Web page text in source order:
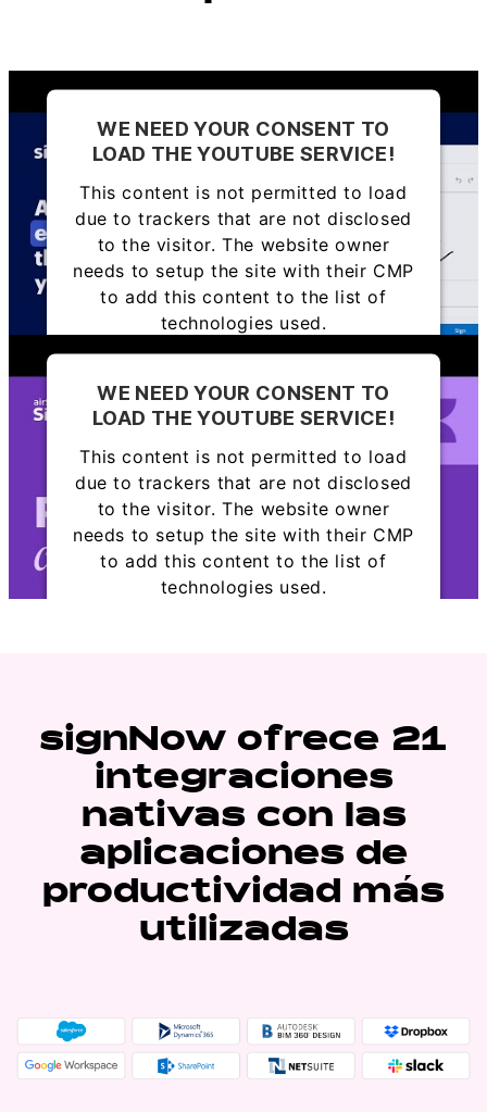
WE NEED YOUR CONSENT TO
LOAD THE YOUTUBE SERVICE!
This content is not permitted to load
due to trackers that are not disclosed
to the visitor. The website owner
needs to setup the site with their CMP
to add this content to the list of
technologies used.
Management Platform
WE NEED YOUR CONSENT TO
LOAD THE YOUTUBE SERVICE!
This content is not permitted to load
due to trackers that are not disclosed
to the visitor. The website owner
needs to setup the site with their CMP
to add this content to the list of
technologies used.
signNow ofrece 21
integraciones
nativas con las
aplicaciones de
productividad más
utilizadas